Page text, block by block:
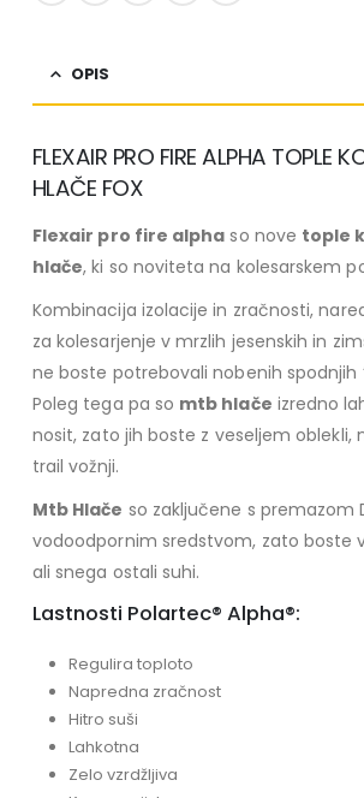
OPIS
FLEXAIR PRO FIRE ALPHA TOPLE
HLAČE FOX
Flexair pro fire alpha so nove tople
hlače, ki so noviteta na kolesarskem
Kombinacija izolacije in zračnosti,
za kolesarjenje v mrzlih jesenskih in
ne boste potrebovali nobenih spodnjih
Poleg tega pa so mtb hlače izredno
nosit, zato jih boste z veseljem oblekli,
trail vožnji.
Mtb Hlače so zaključene s premazom
vodoodpornim sredstvom, zato boste
ali snega ostali suhi.
Lastnosti Polartec® Alpha®:
Regulira toploto
Napredna zračnost
Hitro suši
Lahkotna
Zelo vzrdžljiva